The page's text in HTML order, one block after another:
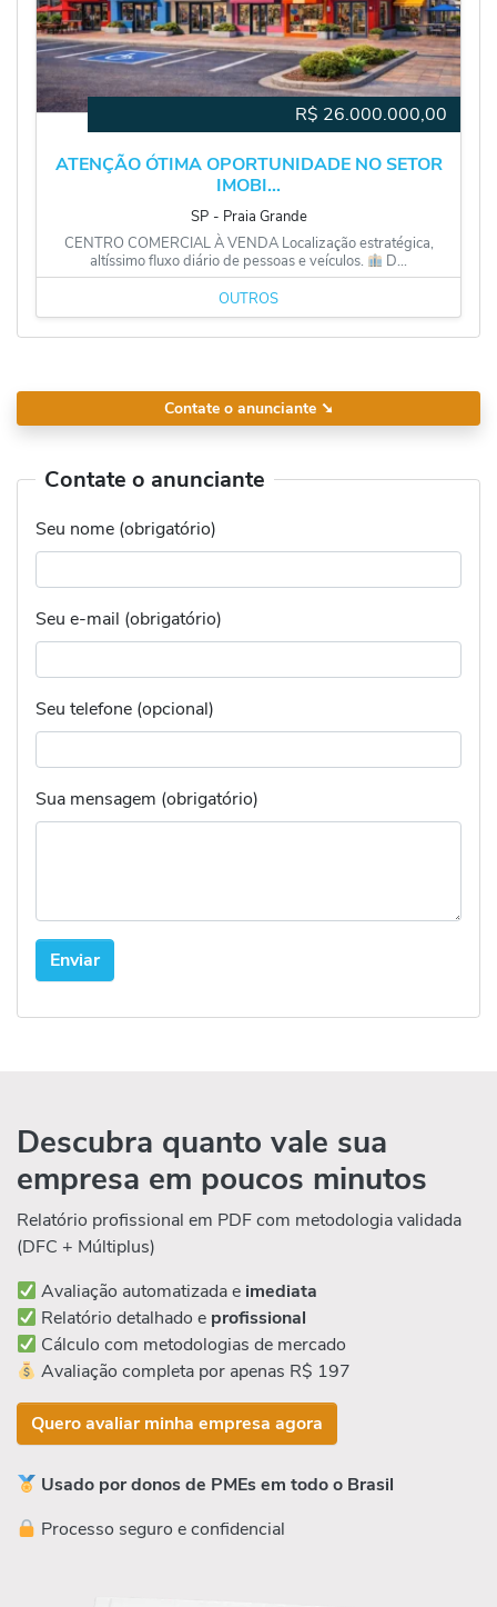
R$ 26.000.000,00
ATENÇÃO ÓTIMA OPORTUNIDADE NO SETOR
IMOBI...
SP ‐ Praia Grande
CENTRO COMERCIAL À VENDA Localização estratégica,
altíssimo fluxo diário de pessoas e veículos.
D...
OUTROS
Contate o anunciante ➘
Contate o anunciante
Seu nome (obrigatório)
Seu e-mail (obrigatório)
Seu telefone (opcional)
Sua mensagem (obrigatório)
Descubra quanto vale sua
empresa em poucos minutos
Relatório profissional em PDF com metodologia validada
(DFC + Múltiplus)
Avaliação automatizada e imediata
Relatório detalhado e profissional
Cálculo com metodologias de mercado
Avaliação completa por apenas R$ 197
Quero avaliar minha empresa agora
Usado por donos de PMEs em todo o Brasil
Processo seguro e confidencial